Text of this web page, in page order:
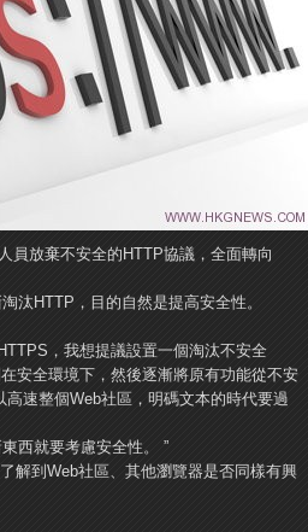
員放棄不安全的HTTP協議，全面轉向
汰HTTP，目的自然是提高安全性。
，我想提議設置一個淘汰不安全
安全環境下，然後逐漸將原有功能從不安
速整個Web社區，明碼文本的時代要過
西就要考慮安全性。 ”
解到Web社區、其他瀏覽器是否同樣有興